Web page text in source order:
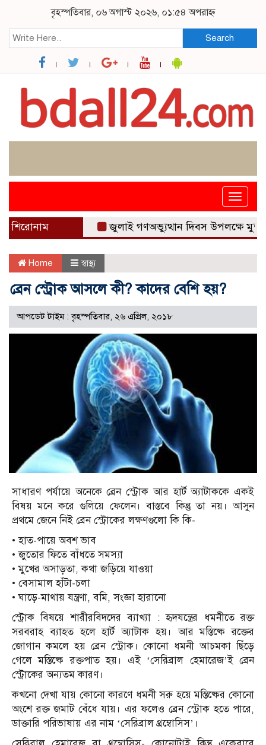
বৃহস্পতিবার, ০৬ অগাস্ট ২০২৬, ০১:৫৪ অপরাহ্ন
Search
Toggle
শিরোনাম জুলাই গণঅভ্যুত্থান দিবস উপলক্ষে মুন্সীগঞ্জে
Home স্বাস্থ্য
ব্রেন স্ট্রোক আসলে কী? কাদের বেশি হয়?
আপডেট টাইম : বৃহস্পতিবার, ২৬ এপ্রিল, ২০১৮
সাধারণ পর্যায়ে অনেকে ব্রেন স্ট্রোক আর হার্ট অ্যাটাককে একই
বিষয় মনে করে গুলিয়ে ফেলেন। বাস্তবে কিন্তু তা নয়। আসুন
প্রথমে জেনে নিই ব্রেন স্ট্রোকের লক্ষণগুলো কি কি-
• হাত-পায়ে অবশ ভাব
• জুতোর ফিতে বাঁধতে সমস্যা
• মুখের অসাড়তা, কথা জড়িয়ে যাওয়া
• বেসামাল হাঁটা-চলা
• ঘাড়ে-মাথায় যন্ত্রণা, বমি, সংজ্ঞা হারানো
স্ট্রোক বিষয়ে শারীরবিদদের ব্যাখ্যা : হৃদযন্ত্রের ধমনীতে রক্ত
সরবরাহ ব্যাহত হলে হার্ট অ্যাটাক হয়। আর মস্তিষ্কে রক্তের
জোগান কমলে হয় ব্রেন স্ট্রোক। কোনো ধমনী আচমকা ছিঁড়ে
গেলে মস্তিষ্কে রক্তপাত হয়। এই ‘সেরিব্রাল হেমারেজ’ই ব্রেন
স্ট্রোকের অন্যতম কারণ।
কখনো দেখা যায় কোনো কারণে ধমনী সরু হয়ে মস্তিষ্কের কোনো
অংশে রক্ত জমাট বেঁধে যায়। এর ফলেও ব্রেন স্ট্রোক হতে পারে,
ডাক্তারি পরিভাষায় এর নাম ‘সেরিব্রাল থ্রম্বোসিস’।